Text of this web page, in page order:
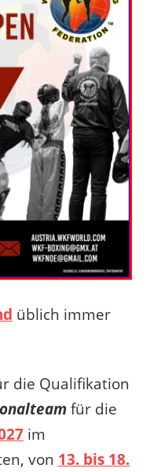
üblich immer
die Qualifikation
für die
im
von 13. bis 18.